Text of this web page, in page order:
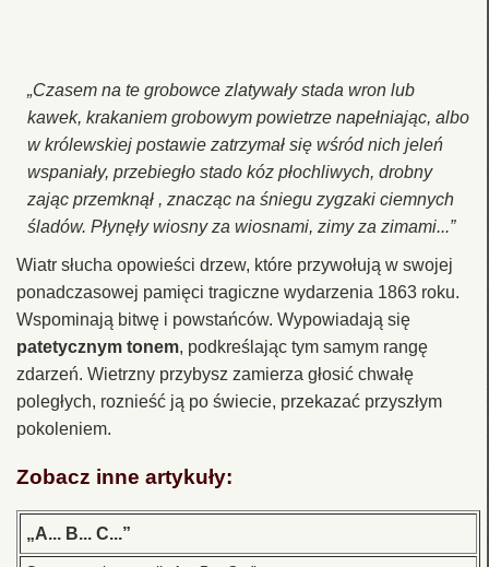
„Czasem na te grobowce zlatywały stada wron lub
kawek, krakaniem grobowym powietrze napełniając, albo
w królewskiej postawie zatrzymał się wśród nich jeleń
wspaniały, przebiegło stado kóz płochliwych, drobny
zając przemknął , znacząc na śniegu zygzaki ciemnych
śladów. Płynęły wiosny za wiosnami, zimy za zimami...”
Wiatr słucha opowieści drzew, które przywołują w swojej
ponadczasowej pamięci tragiczne wydarzenia 1863 roku.
Wspominają bitwę i powstańców. Wypowiadają się
patetycznym tonem, podkreślając tym samym rangę
zdarzeń. Wietrzny przybysz zamierza głosić chwałę
poległych, roznieść ją po świecie, przekazać przyszłym
pokoleniem.
Zobacz inne artykuły:
„A... B... C...”